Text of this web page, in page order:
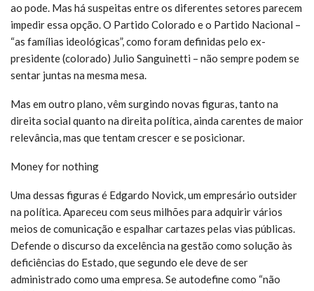
ao pode. Mas há suspeitas entre os diferentes setores parecem
impedir essa opção. O Partido Colorado e o Partido Nacional –
“as famílias ideológicas”, como foram definidas pelo ex-
presidente (colorado) Julio Sanguinetti – não sempre podem se
sentar juntas na mesma mesa.
Mas em outro plano, vêm surgindo novas figuras, tanto na
direita social quanto na direita política, ainda carentes de maior
relevância, mas que tentam crescer e se posicionar.
Money for nothing
Uma dessas figuras é Edgardo Novick, um empresário outsider
na política. Apareceu com seus milhões para adquirir vários
meios de comunicação e espalhar cartazes pelas vias públicas.
Defende o discurso da excelência na gestão como solução às
deficiências do Estado, que segundo ele deve de ser
administrado como uma empresa. Se autodefine como “não